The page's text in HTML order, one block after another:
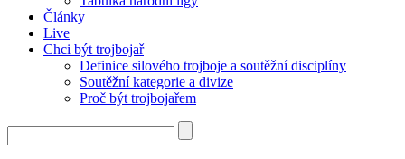
Články
Live
Chci být trojbojař
Definice silového trojboje a soutěžní disciplíny
Soutěžní kategorie a divize
Proč být trojbojařem